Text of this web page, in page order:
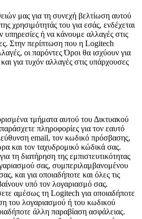
μας για τη συνεχή βελτίωση αυτού
χρησιμότητάς του για εσάς, ενδέχεται
ή να κάνουμε αλλαγές στις
Στην περίπτωση που η Logitech
οι παρόντες Όροι θα ισχύουν για
για τυχόν αλλαγές στις υπάρχουσες
τμήματα αυτού του Δικτυακού
πληροφορίες για τον εαυτό
email, τον κωδικό πρόσβασης,
και τον ταχυδρομικό κώδικά σας.
τη διατήρηση της εμπιστευτικότητας
σας, συμπεριλαμβανομένου
και για οποιαδήποτε και όλες τις
υπό τον λογαριασμό σας.
αμέσως τη Logitech για οποιαδήποτε
του λογαριασμού ή του κωδικού
άλλη παραβίαση ασφάλειας.